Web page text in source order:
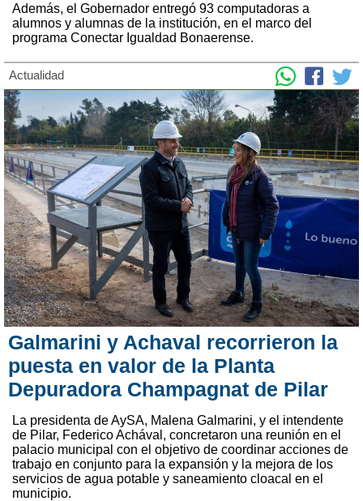
Además, el Gobernador entregó 93 computadoras a
alumnos y alumnas de la institución, en el marco del
programa Conectar Igualdad Bonaerense.
Actualidad
Galmarini y Achaval recorrieron la
puesta en valor de la Planta
Depuradora Champagnat de Pilar
La presidenta de AySA, Malena Galmarini, y el intendente
de Pilar, Federico Achával, concretaron una reunión en el
palacio municipal con el objetivo de coordinar acciones de
trabajo en conjunto para la expansión y la mejora de los
servicios de agua potable y saneamiento cloacal en el
municipio.